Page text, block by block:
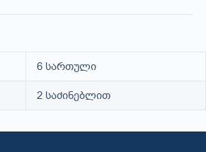
6 სართული
2 საძინებლით